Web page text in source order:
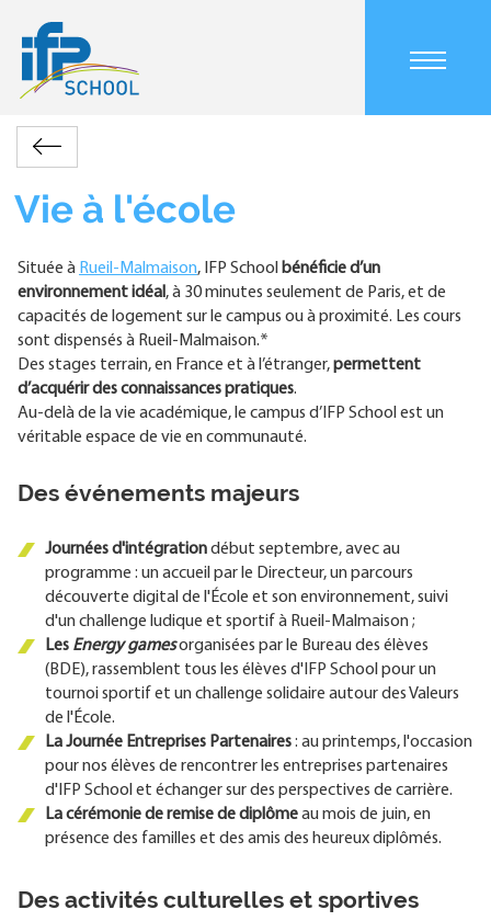
Main
navigation
mobile
Fil
d'Ariane
Retour
campus
l'École
Vie à l'école
Située à Rueil-Malmaison, IFP School bénéficie d’un
environnement idéal , à 30 minutes seulement de Paris, et de
capacités de logement sur le campus ou à proximité. Les cours
sont dispensés à Rueil-Malmaison.*
Des stages terrain, en France et à l’étranger,permettent
d’acquérir des connaissances pratiques.
Au-delà de la vie académique, le campus d’IFP School est un
véritable espace de vie en communauté.
Des événements majeurs
Journées d'intégrationdébut septembre, avec au
programme : un accueil par le Directeur, un parcours
découverte digital de l'École et son environnement, suivi
d'un challenge ludique et sportif à Rueil-Malmaison ;
Les Energy gamesorganisées par le Bureau des élèves
(BDE), rassemblent tous les élèves d'IFP School pour un
tournoi sportif et un challenge solidaire autour des Valeurs
de l'École.
La Journée Entreprises Partenaires: au printemps, l'occasion
pour nos élèves de rencontrer les entreprises partenaires
d'IFP School et échanger sur des perspectives de carrière.
La cérémonie de remise de diplômeau mois de juin, en
présence des familles et des amis des heureux diplômés.
Des activités culturelles et sportives